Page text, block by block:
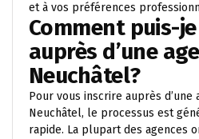
et à vos préférences
Comment puis-
auprès d’une
Neuchâtel?
Pour vous inscrire auprès d’une
Neuchâtel, le processus est
rapide. La plupart des agences